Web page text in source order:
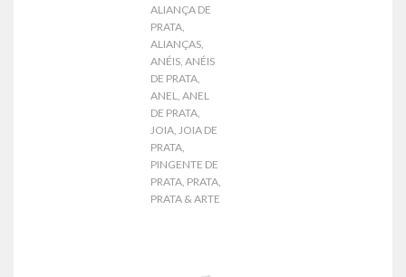
ALIANÇA DE
PRATA
ALIANÇAS
ANÉIS ,ANÉIS
DE PRATA
ANEL ,ANEL
DE PRATA
JOIA JOIA DE
PRATA
PINGENTE DE
PRATA PRATA
PRATA & ARTE